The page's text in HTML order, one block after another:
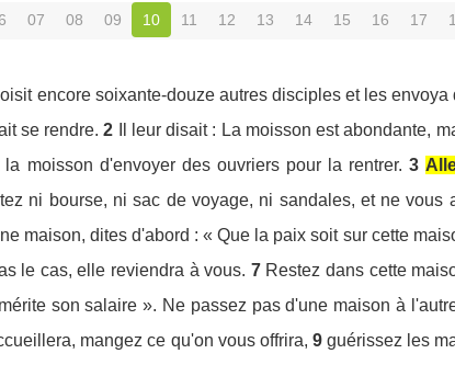
07 08 09 10 11 12 13 14 15 16 17
encore soixante-douze autres disciples et les
se rendre. 2
Il leur disait : La moisson est abondante,
moisson d'envoyer des ouvriers pour la rentrer. 3
ni bourse, ni sac de voyage, ni sandales, et ne
maison, dites d'abord : « Que la paix soit sur cette
le cas, elle reviendra à vous. 7 Restez dans cette
son salaire ». Ne passez pas d'une maison à
mangez ce qu'on vous offrira, 9 guérissez les